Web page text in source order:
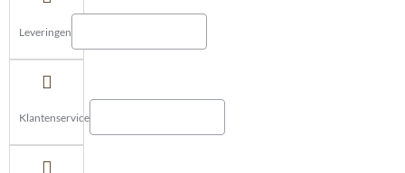
Leveringen
Klantenservice